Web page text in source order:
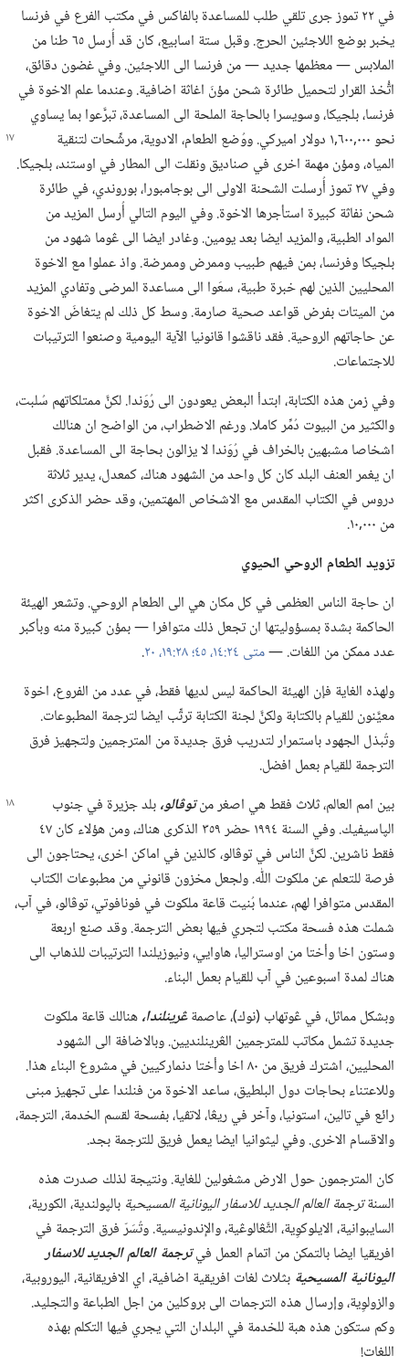
في ٢٢ تموز جرى تلقي طلب للمساعدة بالفاكس في مكتب الفرع في فرنسا
يخبر بوضع اللاجئين الحرج.‏ وقبل ستة اسابيع،‏ كان قد أُرسل ٦٥ طنا من
الملابس —‏ معظمها جديد —‏ من فرنسا الى اللاجئين.‏ وفي غضون دقائق،‏
اتُّخذ القرار لتحميل طائرة شحن مؤنَ اغاثة اضافية.‏ وعندما علم الاخوة في
فرنسا،‏ بلجيكا،‏ وسويسرا بالحاجة الملحة الى المساعدة،‏ تبرَّعوا بما يساوي
نحو ٠٠٠‏,٦٠٠‏,١ دولار
اميركي.‏ ووُضع الطعام،‏ الادوية،‏ مرشِّحات لتنقية
المياه،‏ ومؤن مهمة اخرى في صناديق ونقلت الى المطار في اوستند،‏ بلجيكا.‏
وفي ٢٧ تموز أُرسلت الشحنة الاولى الى بوجامبورا،‏ بوروندي،‏ في طائرة
شحن نفاثة كبيرة استأجرها الاخوة.‏ وفي اليوم التالي أُرسل المزيد من
المواد الطبية،‏ والمزيد ايضا بعد يومين.‏ وغادر ايضا الى ڠوما شهود من
بلجيكا وفرنسا،‏ بمن فيهم طبيب وممرض وممرضة.‏ واذ عملوا مع الاخوة
المحليين الذين لهم خبرة طبية،‏ سعَوا الى مساعدة المرضى وتفادي المزيد
من الميتات بفرض قواعد صحية صارمة.‏ وسط كل ذلك لم يتغاضَ الاخوة
عن حاجاتهم الروحية.‏ فقد ناقشوا قانونيا الآية اليومية وصنعوا الترتيبات
للاجتماعات.‏
وفي زمن هذه الكتابة،‏ ابتدأ البعض يعودون الى رُوَندا.‏ لكنَّ ممتلكاتهم سُلبت،‏
والكثير من البيوت دُمِّر كاملا.‏ ورغم الاضطراب،‏ من الواضح ان هنالك
اشخاصا مشبهين بالخراف في رُوَندا لا يزالون بحاجة الى المساعدة.‏ فقبل
ان يغمر العنف البلد كان كل واحد من الشهود هناك،‏ كمعدل،‏ يدير ثلاثة
دروس في الكتاب المقدس مع الاشخاص المهتمين،‏ وقد حضر الذكرى اكثر
من ٠٠٠‏,١٠.‏
تزويد الطعام الروحي الحيوي
ان حاجة الناس العظمى في كل مكان هي الى الطعام الروحي.‏ وتشعر الهيئة
الحاكمة بشدة بمسؤوليتها ان تجعل ذلك متوافرا —‏ بمؤن كبيرة منه وبأكبر
عدد ممكن من اللغات.‏ —‏متى ٢٤:‏١٤،‏
‏.‏
ولهذه الغاية فإن الهيئة الحاكمة ليس لديها فقط،‏ في عدد من الفروع،‏ اخوة
معيَّنون للقيام بالكتابة ولكنَّ لجنة الكتابة ترتِّب ايضا لترجمة المطبوعات.‏
وتُبذل الجهود باستمرار لتدريب فرق جديدة من المترجمين ولتجهيز فرق
الترجمة للقيام بعمل افضل.‏
بين امم العالم،‏ ثلاث فقط هي اصغر منتوڤالو،‏بلد جزيرة فيجنوب
الپاسيفيك.‏ وفي السنة ١٩٩٤ حضر ٣٥٩ الذكرى هناك،‏ ومن هؤلاء كان ٤٧
فقط ناشرين.‏ لكنَّ الناس في توڤالو،‏ كالذين في اماكن اخرى،‏ يحتاجون الى
فرصة للتعلم عن ملكوت اللّٰه.‏ ولجعل مخزون قانوني من مطبوعات الكتاب
المقدس متوافرا لهم،‏ عندما بُنيت قاعة ملكوت في فونافوتي،‏ توڤالو،‏ في آب،‏
شملت هذه فسحة مكتب لتجري فيها بعض الترجمة.‏ وقد صنع اربعة
وستون اخا وأختا من اوستراليا،‏ هاوايي،‏ ونيوزيلندا الترتيبات للذهاب الى
هناك لمدة اسبوعين في آب للقيام بعمل البناء.‏
وبشكل مماثل،‏ في ڠوتهاب (‏نوك)‏،‏ عاصمةڠرينلندا،‏هنالك قاعة ملكوت
جديدة تشمل مكاتب للمترجمين الڠرينلنديين.‏ وبالاضافة الى الشهود
المحليين،‏ اشترك فريق من ٨٠ اخا وأختا دنماركيين في مشروع البناء هذا.‏
وللاعتناء بحاجات دول البلطيق،‏ ساعد الاخوة من فنلندا على تجهيز مبنى
رائع في تالين،‏ استونيا،‏ وآخر في ريڠا،‏ لاتڤيا،‏ بفسحة لقسم الخدمة،‏ الترجمة،‏
والاقسام الاخرى.‏ وفي ليثوانيا ايضا يعمل فريق للترجمة بجد.‏
كان المترجمون حول الارض مشغولين للغاية.‏ ونتيجة لذلك صدرت هذه
السنةترجمة العالم الجديد للاسفار اليونانية المسيحية بالپولندية،‏ الكورية،‏
السايبوانية،‏ الايلوكوِية،‏ التَّڠالوڠية،‏ والإندونيسية.‏ وتُسَرّ فرق الترجمة في
افريقيا ايضا بالتمكن من اتمام العمل فيترجمة العالم الجديد للاسفار
اليونانية المسيحية بثلاث لغات افريقية اضافية،‏ اي الافريقانية،‏ اليوروبية،‏
والزولوِية،‏ وإرسال هذه الترجمات الى بروكلين من اجل الطباعة والتجليد.‏
وكم ستكون هذه هبة للخدمة في البلدان التي يجري فيها التكلم بهذه
اللغات!‏